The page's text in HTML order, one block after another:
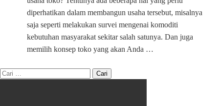
diperhatikan dalam membangun usaha tersebut, misalnya
saja seperti melakukan survei mengenai komoditi
kebutuhan masyarakat sekitar salah satunya. Dan juga
memilih konsep toko yang akan Anda …